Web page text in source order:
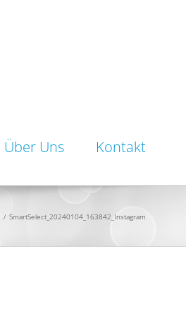
Über Uns Kontakt
/ SmartSelect_20240104_163842_Instagram